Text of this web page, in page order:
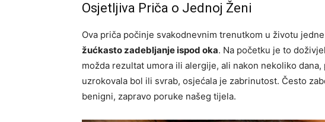
Osjetljiva Priča o Jednoj Ženi
Ova priča počinje svakodnevnim trenutkom u životu
žućkasto zadebljanje ispod oka. Na početku je to
možda rezultat umora ili alergije, ali nakon nekoliko
uzrokovala bol ili svrab, osjećala je zabrinutost. Često
benigni, zapravo poruke našeg tijela.